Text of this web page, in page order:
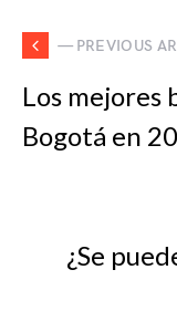
— PREVIOUS
Los mejores
Bogotá en
¿Se